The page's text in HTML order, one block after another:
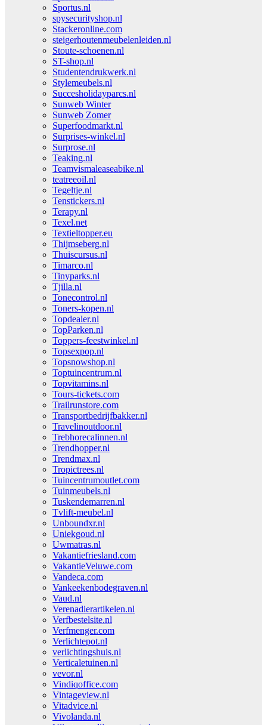
Sportus.nl
spysecurityshop.nl
Stackeronline.com
steigerhoutenmeubelenleiden.nl
Stoute-schoenen.nl
ST-shop.nl
Studentendrukwerk.nl
Stylemeubels.nl
Succesholidayparcs.nl
Sunweb Winter
Sunweb Zomer
Superfoodmarkt.nl
Surprises-winkel.nl
Surprose.nl
Teaking.nl
Teamvismaleaseabike.nl
teatreeoil.nl
Tegeltje.nl
Tenstickers.nl
Terapy.nl
Texel.net
Textieltopper.eu
Thijmseberg.nl
Thuiscursus.nl
Timarco.nl
Tinyparks.nl
Tjilla.nl
Tonecontrol.nl
Toners-kopen.nl
Topdealer.nl
TopParken.nl
Toppers-feestwinkel.nl
Topsexpop.nl
Topsnowshop.nl
Toptuincentrum.nl
Topvitamins.nl
Tours-tickets.com
Trailrunstore.com
Transportbedrijfbakker.nl
Travelinoutdoor.nl
Trebhorecalinnen.nl
Trendhopper.nl
Trendmax.nl
Tropictrees.nl
Tuincentrumoutlet.com
Tuinmeubels.nl
Tuskendemarren.nl
Tvlift-meubel.nl
Unboundxr.nl
Uniekgoud.nl
Uwmatras.nl
Vakantiefriesland.com
VakantieVeluwe.com
Vandeca.com
Vankeekenbodegraven.nl
Vaud.nl
Verenadierartikelen.nl
Verfbestelsite.nl
Verfmenger.com
Verlichtepot.nl
verlichtingshuis.nl
Verticaletuinen.nl
vevor.nl
Vindiqoffice.com
Vintageview.nl
Vitadvice.nl
Vivolanda.nl